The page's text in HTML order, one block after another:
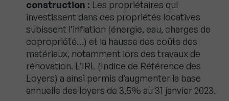
construction : Les propriétaires qui
investissent dans des propriétés locatives
subissent l’inflation (énergie, eau, charges de
copropriété…) et la hausse des coûts des
matériaux, notamment lors des travaux de
rénovation. L’IRL (Indice de Référence des
Loyers) a ainsi permis d’augmenter la base
annuelle des loyers de 3,5% au 31 janvier 2023.